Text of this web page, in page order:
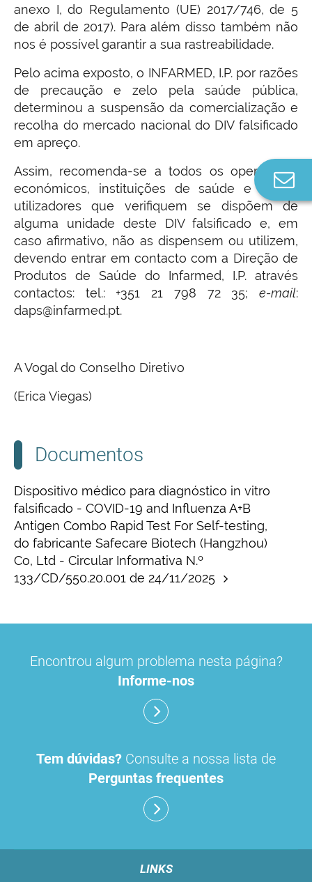
anexo I, do Regulamento (UE) 2017/746, de 5
de abril de 2017). Para além disso também não
nos é possível garantir a sua rastreabilidade.
Pelo acima exposto, o INFARMED, I.P. por razões
de precaução e zelo pela saúde pública,
determinou a suspensão da comercialização e
recolha do mercado nacional do DIV falsificado
em apreço.
Assim, recomenda-se a todos os operadores
económicos, instituições de saúde e outros
utilizadores que verifiquem se dispõem de
alguma unidade deste DIV falsificado e, em
caso afirmativo, não as dispensem ou utilizem,
devendo entrar em contacto com a Direção de
Produtos de Saúde do Infarmed, I.P. através
contactos: tel.: +351 21 798 72 35; e-mail:
daps@infarmed.pt.
A Vogal do Conselho Diretivo
(Erica Viegas)
Documentos
Dispositivo médico para diagnóstico in vitro
falsificado - COVID-19 and Influenza A+B
Antigen Combo Rapid Test For Self-testing,
do fabricante Safecare Biotech (Hangzhou)
Co, Ltd - Circular Informativa N.º
133/CD/550.20.001 de 24/11/2025
Encontrou algum problema nesta página?
Informe-nos
Tem dúvidas? Consulte a nossa lista de
Perguntas frequentes
LINKS